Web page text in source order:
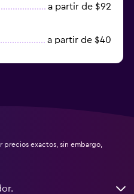
a partir de $92
a partir de $40
exactos, sin embargo,